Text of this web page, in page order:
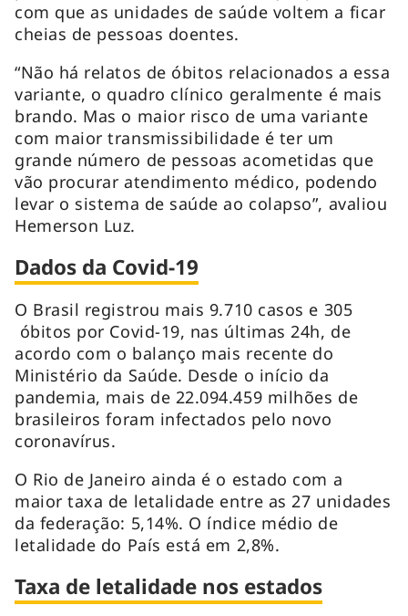
com que as unidades de saúde voltem a ficar
cheias de pessoas doentes.
“Não há relatos de óbitos relacionados a essa
variante, o quadro clínico geralmente é mais
brando. Mas o maior risco de uma variante
com maior transmissibilidade é ter um
grande número de pessoas acometidas que
vão procurar atendimento médico, podendo
levar o sistema de saúde ao colapso”, avaliou
Hemerson Luz.
Dados da Covid-19
O Brasil registrou mais 9.710 casos e 305
óbitos por Covid-19, nas últimas 24h, de
acordo com o balanço mais recente do
Ministério da Saúde. Desde o início da
pandemia, mais de 22.094.459 milhões de
brasileiros foram infectados pelo novo
coronavírus.
O Rio de Janeiro ainda é o estado com a
maior taxa de letalidade entre as 27 unidades
da federação: 5,14%. O índice médio de
letalidade do País está em 2,8%.
Taxa de letalidade nos estados